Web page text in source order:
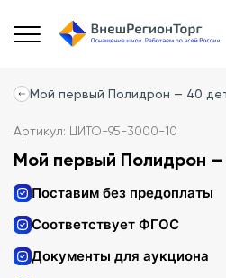
Мой первый Полидрон — 40
Артикул: ЦИТО-95-3000-10
Мой первый Полидрон
Поставим без предоплаты
Соответствует ФГОС
Документы для аукциона